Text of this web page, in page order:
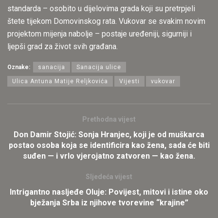
standarda – osobito u dijelovima grada koji su pretrpjeli
štete tijekom Domovinskog rata. Vukovar se svakim novim
projektom mijenja nabolje – postaje uređeniji, sigurniji i
ljepši grad za život svih građana.
Oznake: sanacija Sanacija ulice
Ulica Antuna Matije Reljkovića Vijesti vukovar
Prethodna vijest
Don Damir Stojić: Sonja Hranjec, koji je od muškarca
postao osoba koja se identificira kao žena, sada će biti
suđen — i vrlo vjerojatno zatvoren — kao žena.
Sljedeća vijest
Intrigantno nasljeđe Oluje: Povijest, mitovi i istine oko
bježanja Srba iz njihove tvorevine “krajine”